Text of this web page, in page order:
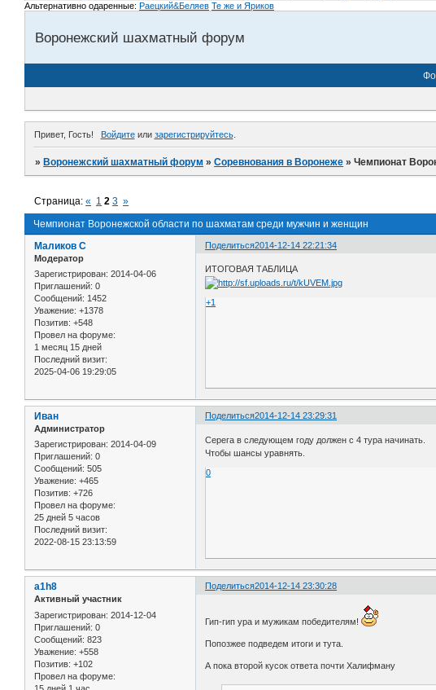
Альтернативно одаренные: Раецкий&Беляев Те же и Яриков
Воронежский шахматный форум
Привет, Гость! Войдитеили зарегистрируйтесь.
»Воронежский шахматный форум »Соревнования в Воронеже »Чемпионат
Чемпионат Воронежской области по шахматам среди мужчин и женщин
Страница:« 1 2 3 »
Поделиться2014-12-14 22:21:34
Маликов С
Модератор
Зарегистрирован: 2014-04-06
Приглашений: 0
Сообщений: 1452
Уважение: +1378
Позитив: +548
Провел на форуме:
1 месяц 15 дней
Последний визит:
2025-04-06 19:29:05
ИТОГОВАЯ ТАБЛИЦА
+1
Поделиться2014-12-14 23:29:31
Иван
Администратор
Зарегистрирован: 2014-04-09
Приглашений: 0
Сообщений: 505
Уважение: +465
Позитив: +726
Провел на форуме:
25 дней 5 часов
Последний визит:
2022-08-15 23:13:59
Серега в следующем году должен с 4 тура начинать.
Чтобы шансы уравнять.
0
Поделиться2014-12-14 23:30:28
a1h8
Активный участник
Зарегистрирован: 2014-12-04
Приглашений: 0
Сообщений: 823
Уважение: +558
Позитив: +102
Провел на форуме:
Гип-гип ура и мужикам победителям!
Попозжее подведем итоги и тута.
А пока второй кусок ответа почти Халифману